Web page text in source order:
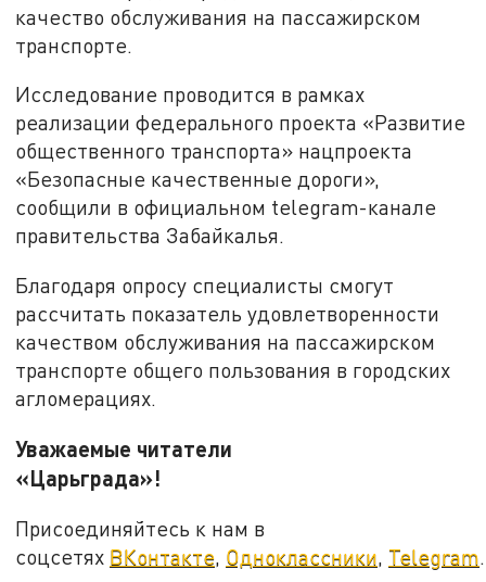
качество обслуживания на пассажирском
транспорте.
Исследование проводится в рамках
реализации федерального проекта «Развитие
общественного транспорта» нацпроекта
«Безопасные качественные дороги»,
сообщили в официальном telegram-канале
правительства Забайкалья.
Благодаря опросу специалисты смогут
рассчитать показатель удовлетворенности
качеством обслуживания на пассажирском
транспорте общего пользования в городских
агломерациях.
Уважаемые читатели
«Царьграда»!
Присоединяйтесь к нам в
соцсетях ВКонтакте Одноклассники Telegram